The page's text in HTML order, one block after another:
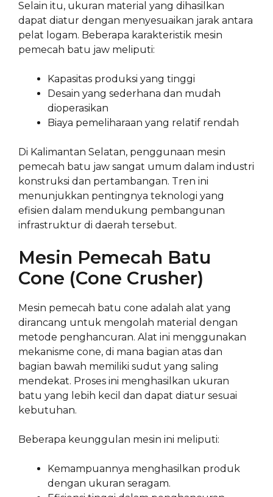
Selain itu, ukuran material yang dihasilkan
dapat diatur dengan menyesuaikan jarak antara
pelat logam. Beberapa karakteristik mesin
pemecah batu jaw meliputi:
Kapasitas produksi yang tinggi
Desain yang sederhana dan mudah
dioperasikan
Biaya pemeliharaan yang relatif rendah
Di Kalimantan Selatan, penggunaan mesin
pemecah batu jaw sangat umum dalam industri
konstruksi dan pertambangan. Tren ini
menunjukkan pentingnya teknologi yang
efisien dalam mendukung pembangunan
infrastruktur di daerah tersebut.
Mesin Pemecah Batu
Cone (Cone Crusher)
Mesin pemecah batu cone adalah alat yang
dirancang untuk mengolah material dengan
metode penghancuran. Alat ini menggunakan
mekanisme cone, di mana bagian atas dan
bagian bawah memiliki sudut yang saling
mendekat. Proses ini menghasilkan ukuran
batu yang lebih kecil dan dapat diatur sesuai
kebutuhan.
Beberapa keunggulan mesin ini meliputi:
Kemampuannya menghasilkan produk
dengan ukuran seragam.